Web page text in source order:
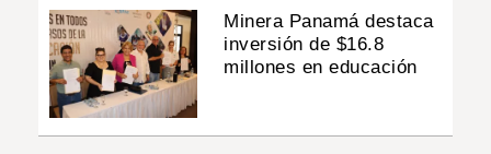
Minera Panamá destaca
inversión de $16.8
millones en educación